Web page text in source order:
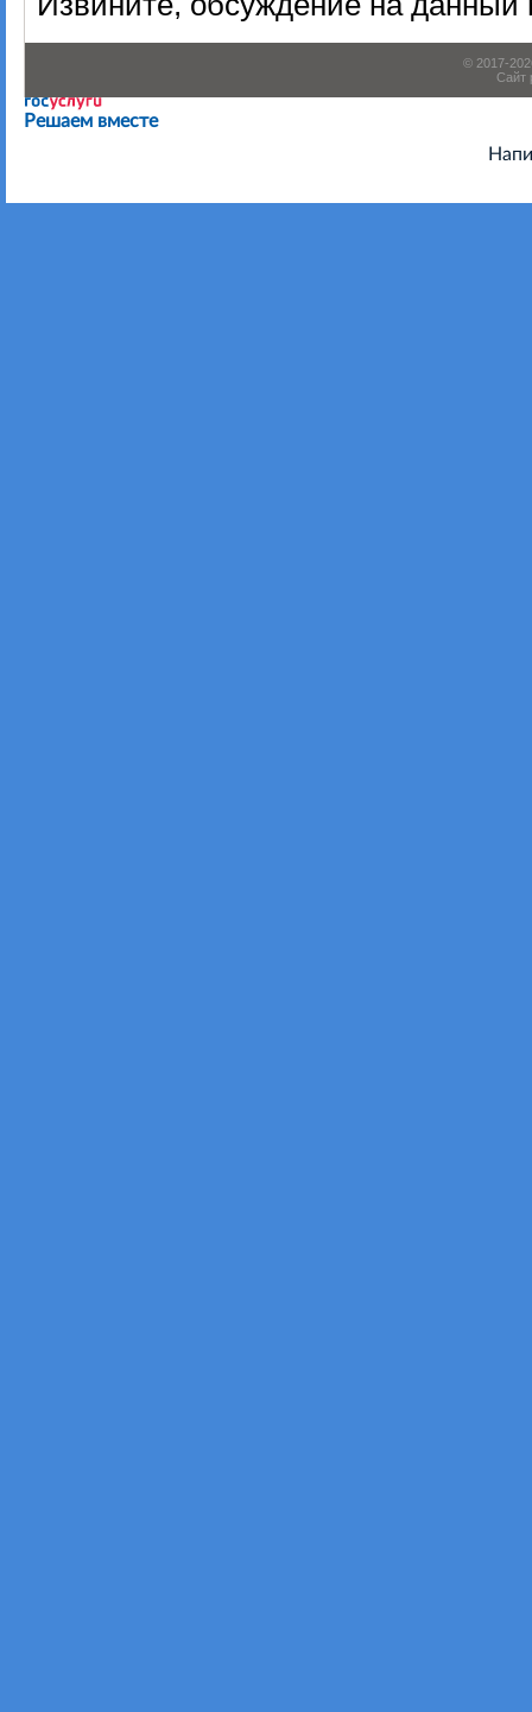
© 2017-
Сайт
Решаем вместе
Есть предложения по организации учебного процесса